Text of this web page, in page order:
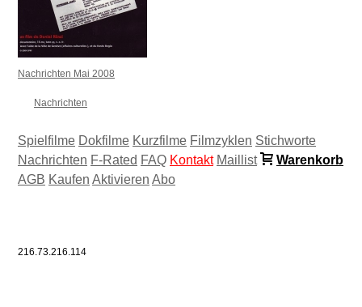
Nachrichten Mai 2008
Nachrichten
Spielfilme Dokfilme Kurzfilme Filmzyklen Stichworte
Nachrichten F-Rated FAQ Kontakt Maillist
Warenkorb
AGB Kaufen Aktivieren Abo
216.73.216.114